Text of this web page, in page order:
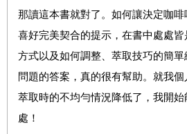
那讀這本書就對了。如何讓決定咖
喜好完美契合的提示，在書中處處
方式以及如何調整、萃取技巧的簡
問題的答案，真的很有幫助。就我個
萃取時的不均勻情況降低了，我開
處！